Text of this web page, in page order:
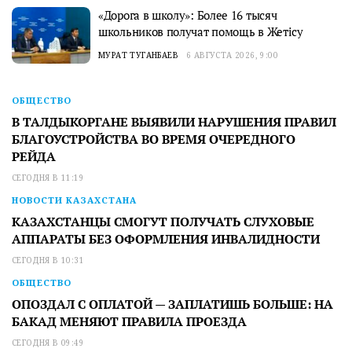
«Дорога в школу»: Более 16 тысяч
школьников получат помощь в Жетісу
МУРАТ ТУГАНБАЕВ 6 АВГУСТА 2026, 9:00
ОБЩЕСТВО
В ТАЛДЫКОРГАНЕ ВЫЯВИЛИ НАРУШЕНИЯ ПРАВИЛ
БЛАГОУСТРОЙСТВА ВО ВРЕМЯ ОЧЕРЕДНОГО
РЕЙДА
СЕГОДНЯ В 11:19
НОВОСТИ КАЗАХСТАНА
КАЗАХСТАНЦЫ СМОГУТ ПОЛУЧАТЬ СЛУХОВЫЕ
АППАРАТЫ БЕЗ ОФОРМЛЕНИЯ ИНВАЛИДНОСТИ
СЕГОДНЯ В 10:31
ОБЩЕСТВО
ОПОЗДАЛ С ОПЛАТОЙ — ЗАПЛАТИШЬ БОЛЬШЕ: НА
БАКАД МЕНЯЮТ ПРАВИЛА ПРОЕЗДА
СЕГОДНЯ В 09:49